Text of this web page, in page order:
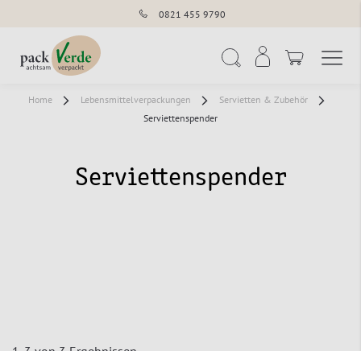
0821 455 9790
Home Lebensmittelverpackungen
Servietten & Zubehör
Serviettenspender
Serviettenspender